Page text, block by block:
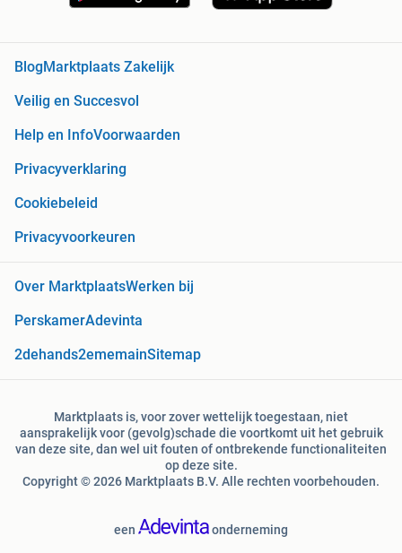
BlogMarktplaats Zakelijk
Veilig en Succesvol
Help en InfoVoorwaarden
Privacyverklaring
Cookiebeleid
Privacyvoorkeuren
Over MarktplaatsWerken bij
PerskamerAdevinta
2dehands2ememainSitemap
Marktplaats is, voor zover wettelijk toegestaan, niet
aansprakelijk voor (gevolg)schade die voortkomt uit het gebruik
van deze site, dan wel uit fouten of ontbrekende functionaliteiten
op deze site.
Copyright © 2026 Marktplaats B.V. Alle rechten voorbehouden.
een onderneming